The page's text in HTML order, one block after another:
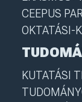
CEEPUS
OKTATÁSI-
KUTATÁSI